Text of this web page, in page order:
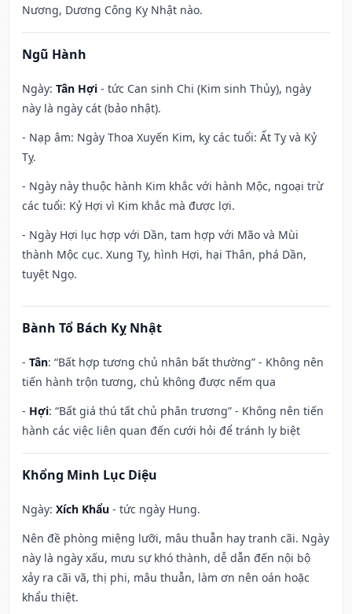
Nương, Dương Công Kỵ Nhật nào.
Ngũ Hành
Ngày: Tân Hợi - tức Can sinh Chi (Kim sinh Thủy), ngày
này là ngày cát (bảo nhật).
- Nạp âm: Ngày Thoa Xuyến Kim, kỵ các tuổi: Ất Tỵ và Kỷ
Tỵ.
- Ngày này thuộc hành Kim khắc với hành Mộc, ngoại trừ
các tuổi: Kỷ Hợi vì Kim khắc mà được lợi.
- Ngày Hợi lục hợp với Dần, tam hợp với Mão và Mùi
thành Mộc cục. Xung Tỵ, hình Hợi, hại Thân, phá Dần,
tuyệt Ngọ.
Bành Tổ Bách Kỵ Nhật
- Tân: “Bất hợp tương chủ nhân bất thường” - Không nên
tiến hành trộn tương, chủ không được nếm qua
- Hợi: “Bất giá thú tất chủ phân trương” - Không nên tiến
hành các việc liên quan đến cưới hỏi để tránh ly biệt
Khổng Minh Lục Diệu
Ngày: Xích Khẩu - tức ngày Hung.
Nên đề phòng miệng lưỡi, mâu thuẫn hay tranh cãi. Ngày
này là ngày xấu, mưu sự khó thành, dễ dẫn đến nội bộ
xảy ra cãi vã, thị phi, mâu thuẫn, làm ơn nên oán hoặc
khẩu thiệt.